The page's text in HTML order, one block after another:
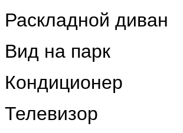
Раскладной диван
Вид на парк
Кондиционер
Телевизор